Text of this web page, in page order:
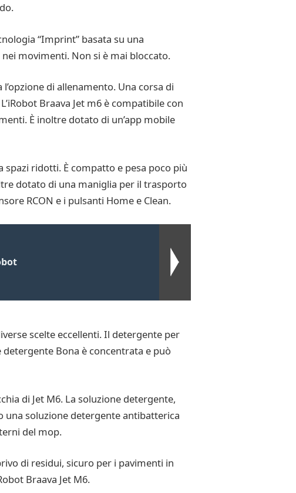
“Imprint” basata su una
movimenti. Non si è mai bloccato.
di allenamento. Una corsa di
Braava Jet m6 è compatibile con
È inoltre dotato di un’app mobile
spazi ridotti. È compatto e pesa poco più
dotato di una maniglia per il trasporto
RCON e i pulsanti Home e Clean.
scelte eccellenti. Il detergente per
Bona è concentrata e può
di Jet M6. La soluzione detergente,
una soluzione detergente antibatterica
del mop.
di residui, sicuro per i pavimenti in
Braava Jet M6.